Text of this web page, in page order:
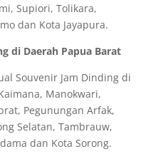
Supiori, Tolikara,
dan Kota Jayapura.
di Daerah Papua Barat
Souvenir Jam Dinding di
Manokwari,
Pegunungan Arfak,
Selatan, Tambrauw,
dan Kota Sorong.